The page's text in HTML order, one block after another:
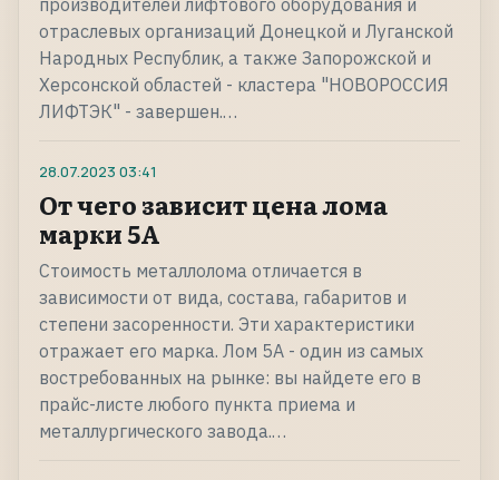
производителей лифтового оборудования и
отраслевых организаций Донецкой и Луганской
Народных Республик, а также Запорожской и
Херсонской областей - кластера "НОВОРОССИЯ
ЛИФТЭК" - завершен.…
28.07.2023 03:41
От чего зависит цена лома
марки 5А
Стоимость металлолома отличается в
зависимости от вида, состава, габаритов и
степени засоренности. Эти характеристики
отражает его марка. Лом 5А - один из самых
востребованных на рынке: вы найдете его в
прайс-листе любого пункта приема и
металлургического завода.…